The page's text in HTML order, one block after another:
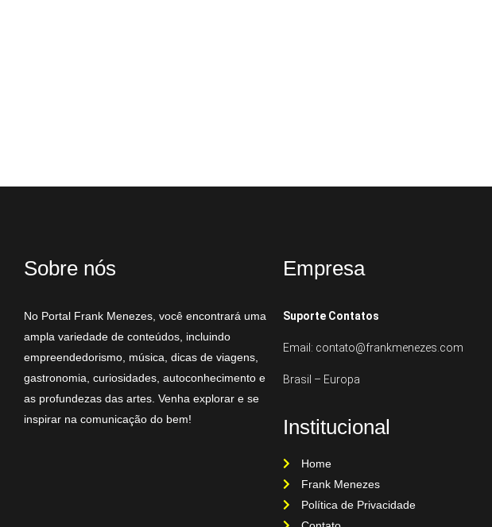
Sobre nós
No Portal Frank Menezes, você encontrará uma
ampla variedade de conteúdos, incluindo
empreendedorismo, música, dicas de viagens,
gastronomia, curiosidades, autoconhecimento e
as profundezas das artes. Venha explorar e se
inspirar na comunicação do bem!
Empresa
Suporte Contatos
Email: contato@frankmenezes.com
Brasil – Europa
Institucional
Home
Frank Menezes
Política de Privacidade